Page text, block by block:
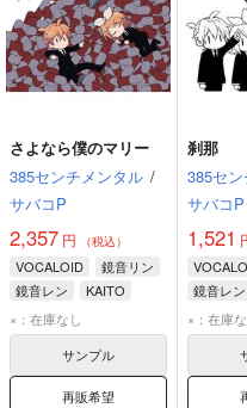
さよなら僕のマリー
385センチメンタル /
サバコP
2,357 円 （税込）
VOCALOID
鏡音リン
鏡音レン
KAITO
×：在庫なし
サンプル
再販希望
刹那
385セ
サバコP
1,521
鏡音レン
×：在庫